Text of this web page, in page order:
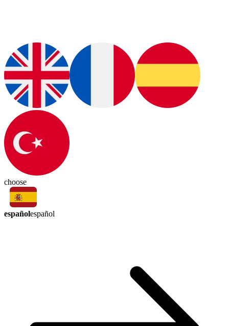
choose
españolespañol